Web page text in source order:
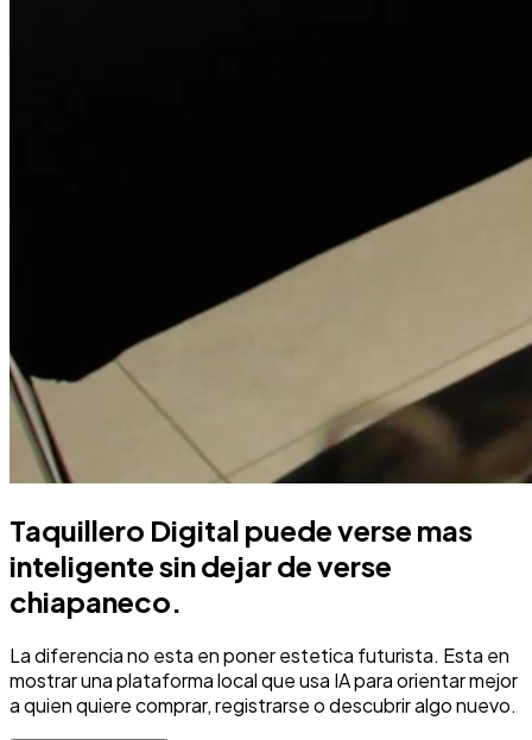
Taquillero Digital puede verse mas
inteligente sin dejar de verse
chiapaneco.
La diferencia no esta en poner estetica futurista. Esta en
mostrar una plataforma local que usa IA para orientar mejor
a quien quiere comprar, registrarse o descubrir algo nuevo.